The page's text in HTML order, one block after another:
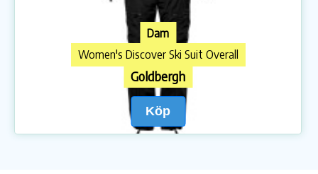
Dam
Women's Discover Ski Suit Overall
Goldbergh
Köp